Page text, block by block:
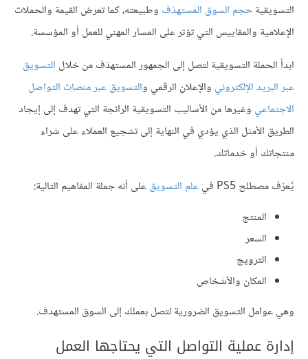
التسويقيةحجم السوق المستهدَف وطبيعته، كما تعرض القيمة والحملات
الإعلامية والمقاييس التي تؤثر على المسار المهني للعمل أو المؤسسة.
ابدأ الحملة التسويقية لتصل إلى الجمهور المستهدَف من خلال التسويق
عبر البريد الإلكتروني والإعلان الرقمي والتسويق عبر منصات التواصل
الاجتماعي وغيرها من الأساليب التسويقية الرائجة التي تهدف إلى إيجاد
الطريق الأمثل الذي يؤدي في النهاية إلى تشجيع العملاء على شراء
منتجاتك أو خدماتك.
يُعرّف مصطلح PS5 في
علم التسويقعلى أنه جملة المفاهيم التالية:
المنتج
السعر
الترويج
المكان والأشخاص
وهي عوامل التسويق الضرورية لتصل بعملك إلى السوق المستهدف.
إدارة عملية التواصل التي يحتاجها العمل